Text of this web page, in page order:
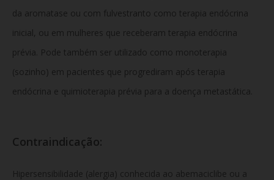
da aromatase ou com fulvestranto como terapia endócrina
inicial, ou em mulheres que receberam terapia endócrina
prévia. Pode também ser utilizado como monoterapia
(sozinho) em pacientes que progrediram após terapia
endócrina e quimioterapia prévia para a doença metastática.
Contraindicação:
Hipersensibilidade (alergia) conhecida ao abemaciclibe ou a